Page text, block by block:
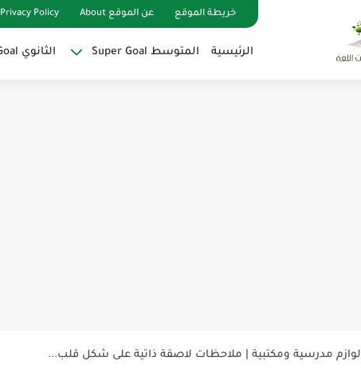
خريطة الموقع عن الموقع About Privacy Policy
الرئيسية المتوسط Super Goal الثانوي Mega Goal
لوازم مدرسية ومكتبية | ملاحظات لاصقة ذاتية على شكل قلب...